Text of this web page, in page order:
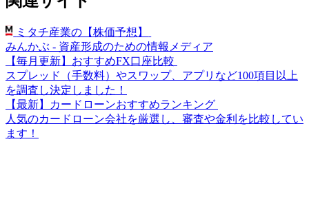
ミタチ産業の【株価予想】
みんかぶ - 資産形成のための情報メディア
【毎月更新】おすすめFX口座比較
スプレッド（手数料）やスワップ、アプリなど100項目以上
を調査し決定しました！
【最新】カードローンおすすめランキング
人気のカードローン会社を厳選し、審査や金利を比較してい
ます！